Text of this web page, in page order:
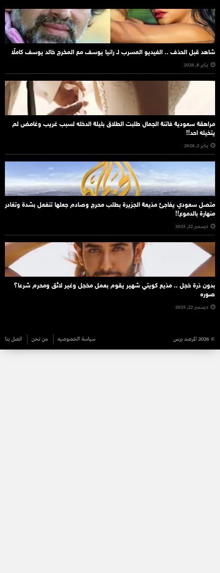
شاهد قبل الحذف .. الفيديو المسرب لـ رانيا يوسف مع المخرج خالد يوسف كاملًا
يناير 8, 2026
مراهقة سعودية فاتنة الجمال طلبت الطلاق بليلة الدخله لسبب غريب وغامض لم
يتخيله احد!!
يناير 3, 2026
متصل سعودي يفاجئ مذيعة الجزيرة بطلب محرج وصادم جعلها تنفعل بشدة وتغادر
منهارة بالدموع!!
ديسمبر 22, 2025
بدون ذرة خجل .. مذيع كويتي شهير يقوم بعمل مخجل وغير لائق ومحرم شرعا؟
صوره
ديسمبر 22, 2025
© 2026 المرصد برس سياسة الخصوصيه من نحن اتصل بنا